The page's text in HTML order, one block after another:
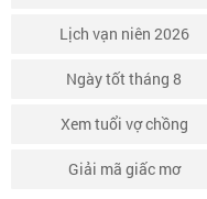
Lịch vạn niên 2026
Ngày tốt tháng 8
Xem tuổi vợ chồng
Giải mã giấc mơ